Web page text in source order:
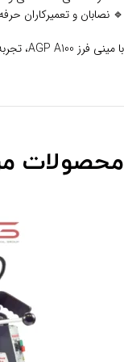
🔹 نصابان و تعمیرکاران
با مینی فرز AGP A100، تجربه‌ ای متفاوت از قدرت، دقت و راحتی کار را تجربه کنید.
محصولات